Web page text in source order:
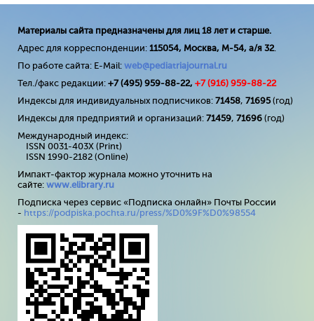
Материалы сайта предназначены для лиц 18 лет и старше.
Адрес для корреспонденции: 115054, Москва, М-54, а/я 32.
По работе сайта: E-Mail: web@pediatriajournal.ru
Тел./факс редакции: +7 (495) 959-88-22, +7 (916) 959-88-22
Индексы для индивидуальных подписчиков: 71458, 71695(год)
Индексы для предприятий и организаций: 71459, 71696 (год)
Международный индекс:
ISSN 0031-403X (Print)
ISSN 1990-2182 (Online)
Импакт-фактор журнала можно уточнить на
сайте: www.elibrary.ru
Подписка через сервис «Подписка онлайн» Почты России
- https://podpiska.pochta.ru/press/%D0%9F%D0%98554